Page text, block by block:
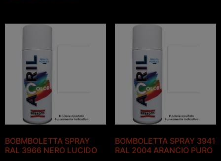
BOBMBOLETTA SPRAY
RAL 3966 NERO LUCIDO
BOMBOLETTA SPRAY 3941
RAL 2004 ARANCIO PURO